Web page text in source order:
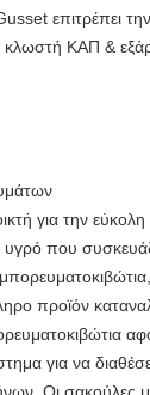
επιτρέπει
ΚΑΠ &
για την
που
προϊόν
για να